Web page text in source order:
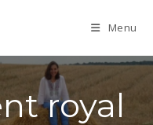
Menu
royal